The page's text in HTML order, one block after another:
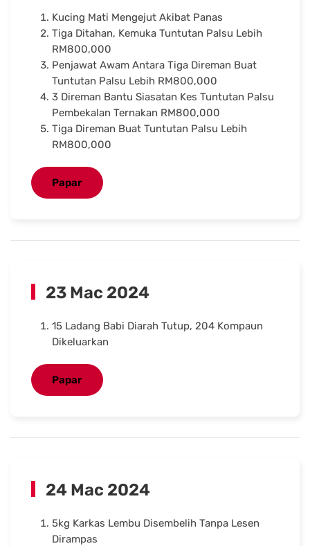
Kucing Mati Mengejut Akibat Panas
Tiga Ditahan, Kemuka Tuntutan Palsu Lebih
RM800,000
Penjawat Awam Antara Tiga Direman Buat
Tuntutan Palsu Lebih RM800,000
3 Direman Bantu Siasatan Kes Tuntutan Palsu
Pembekalan Ternakan RM800,000
Tiga Direman Buat Tuntutan Palsu Lebih
RM800,000
Papar
23 Mac 2024
15 Ladang Babi Diarah Tutup, 204 Kompaun
Dikeluarkan
Papar
24 Mac 2024
5kg Karkas Lembu Disembelih Tanpa Lesen
Dirampas